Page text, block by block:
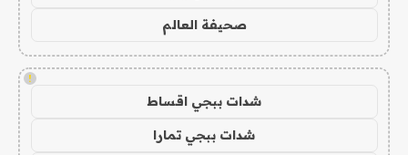
صحيفة العالم
!
شدات ببجي اقساط
شدات ببجي تمارا